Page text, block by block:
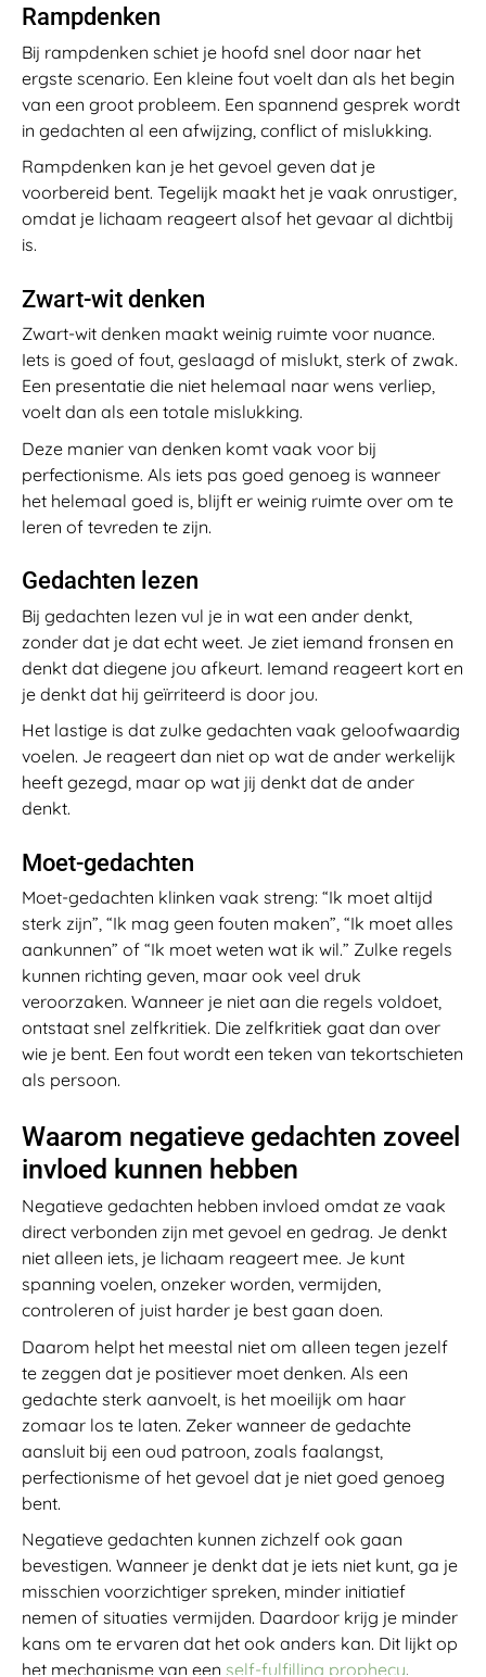
Rampdenken
Bij rampdenken schiet je hoofd snel door naar het
ergste scenario. Een kleine fout voelt dan als het begin
van een groot probleem. Een spannend gesprek wordt
in gedachten al een afwijzing, conflict of mislukking.
Rampdenken kan je het gevoel geven dat je
voorbereid bent. Tegelijk maakt het je vaak onrustiger,
omdat je lichaam reageert alsof het gevaar al dichtbij
is.
Zwart-wit denken
Zwart-wit denken maakt weinig ruimte voor nuance.
Iets is goed of fout, geslaagd of mislukt, sterk of zwak.
Een presentatie die niet helemaal naar wens verliep,
voelt dan als een totale mislukking.
Deze manier van denken komt vaak voor bij
perfectionisme. Als iets pas goed genoeg is wanneer
het helemaal goed is, blijft er weinig ruimte over om te
leren of tevreden te zijn.
Gedachten lezen
Bij gedachten lezen vul je in wat een ander denkt,
zonder dat je dat echt weet. Je ziet iemand fronsen en
denkt dat diegene jou afkeurt. Iemand reageert kort en
je denkt dat hij geïrriteerd is door jou.
Het lastige is dat zulke gedachten vaak geloofwaardig
voelen. Je reageert dan niet op wat de ander werkelijk
heeft gezegd, maar op wat jij denkt dat de ander
denkt.
Moet-gedachten
Moet-gedachten klinken vaak streng: “Ik moet altijd
sterk zijn”, “Ik mag geen fouten maken”, “Ik moet alles
aankunnen” of “Ik moet weten wat ik wil.” Zulke regels
kunnen richting geven, maar ook veel druk
veroorzaken. Wanneer je niet aan die regels voldoet,
ontstaat snel zelfkritiek. Die zelfkritiek gaat dan over
wie je bent. Een fout wordt een teken van tekortschieten
als persoon.
Waarom negatieve gedachten zoveel
invloed kunnen hebben
Negatieve gedachten hebben invloed omdat ze vaak
direct verbonden zijn met gevoel en gedrag. Je denkt
niet alleen iets, je lichaam reageert mee. Je kunt
spanning voelen, onzeker worden, vermijden,
controleren of juist harder je best gaan doen.
Daarom helpt het meestal niet om alleen tegen jezelf
te zeggen dat je positiever moet denken. Als een
gedachte sterk aanvoelt, is het moeilijk om haar
zomaar los te laten. Zeker wanneer de gedachte
aansluit bij een oud patroon, zoals faalangst,
perfectionisme of het gevoel dat je niet goed genoeg
bent.
Negatieve gedachten kunnen zichzelf ook gaan
bevestigen. Wanneer je denkt dat je iets niet kunt, ga je
misschien voorzichtiger spreken, minder initiatief
nemen of situaties vermijden. Daardoor krijg je minder
kans om te ervaren dat het ook anders kan. Dit lijkt op
het mechanisme van een self-fulfilling prophecy.